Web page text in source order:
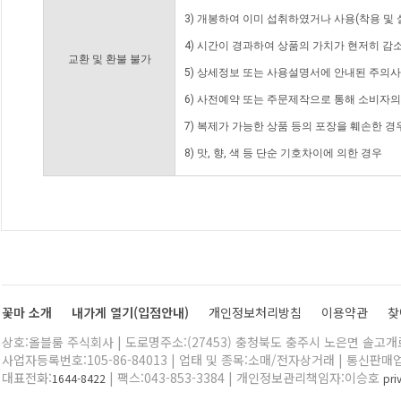
교환 및 환불 불가
3) 개봉하여 이미 섭취하였거나 사용(착용 및
4) 시간이 경과하여 상품의 가치가 현저히 감
5) 상세정보 또는 사용설명서에 안내된 주의
6) 사전예약 또는 주문제작으로 통해 소비자
7) 복제가 가능한 상품 등의 포장을 훼손한 경
8) 맛, 향, 색 등 단순 기호차이에 의한 경우
꽃마 소개 내가게 열기(입점안내) 개인정보처리방침 이용약관
상호:올블룸 주식회사 | 도로명주소:(27453) 충청북도 충주시 노은면 솔고
사업자등록번호:105-86-84013 | 업태 및 종목:소매/전자상거래 | 통신판매
대표전화:1644-8422 | 팩스:043-853-3384 | 개인정보관리책임자:이승호